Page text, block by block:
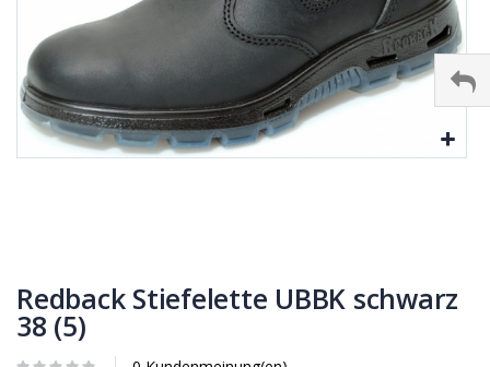
Redback Stiefelette UBBK schwarz
38 (5)